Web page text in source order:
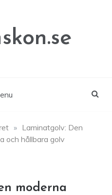
» Laminatgolv: Den
och hållbara golv
moderna